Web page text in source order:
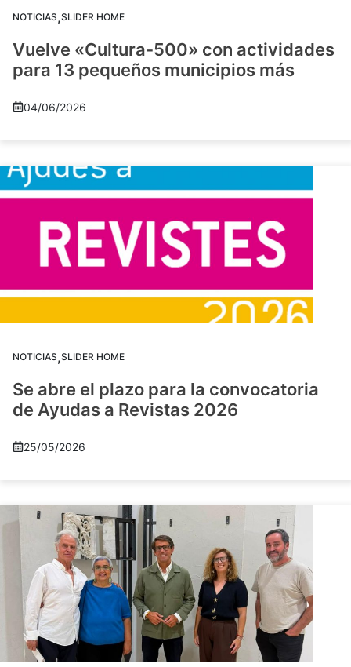
NOTICIAS,SLIDER HOME
Vuelve «Cultura-500» con actividades
para 13 pequeños municipios más
04/06/2026
NOTICIAS,SLIDER HOME
Se abre el plazo para la convocatoria
de Ayudas a Revistas 2026
25/05/2026